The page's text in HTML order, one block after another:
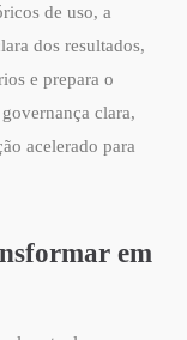
de uso, a
dos resultados,
e prepara o
clara,
acelerado para
em